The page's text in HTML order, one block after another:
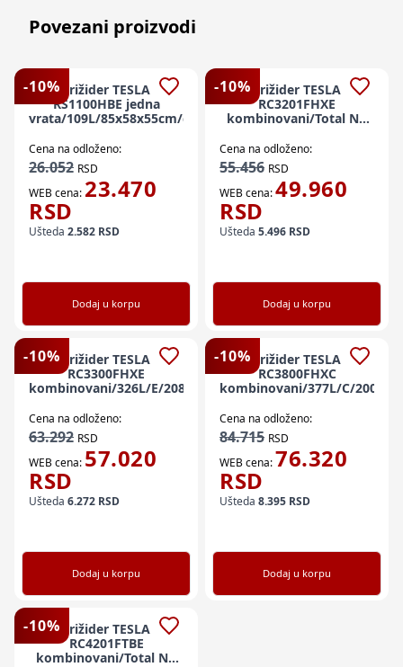
Povezani proizvodi
-10%
Frižider TESLA
RS1100HBE jedna
vrata/109L/85x58x55cm/crna
Cena na odloženo:
26.052 RSD
WEB cena: 23.470
RSD
Ušteda 2.582 RSD
Dodaj u korpu
-10%
Frižider TESLA
RC3201FHXE
kombinovani/Total No
Cena na odloženo:
55.456 RSD
WEB cena:49.960
RSD
Ušteda 5.496 RSD
Dodaj u korpu
-10%
Frižider TESLA
RC3300FHXE
kombinovani/326L/E/208,9x63,5x65cm/inox
Cena na odloženo:
63.292 RSD
WEB cena: 57.020
RSD
Ušteda 6.272 RSD
Dodaj u korpu
-10%
Frižider TESLA
RC3800FHXC
kombinovani/377L/C/
Cena na odloženo:
84.715 RSD
WEB cena:76.320
RSD
Ušteda 8.395 RSD
Dodaj u korpu
-10%
Frižider TESLA
RC4201FTBE
kombinovani/Total No